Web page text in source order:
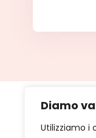
Diamo
Utilizziamo i